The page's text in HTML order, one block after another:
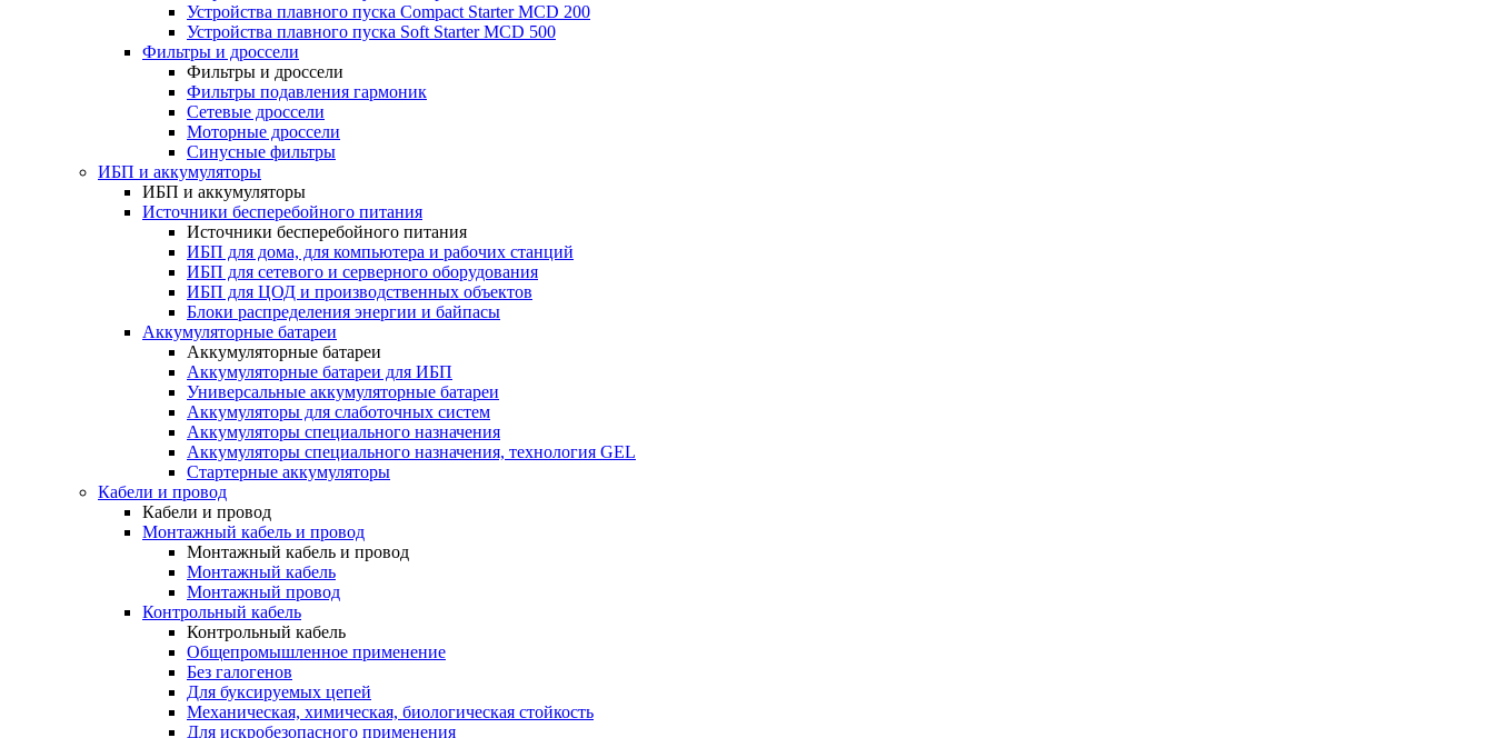
Устройства плавного пуска Compact Starter MCD 200
Устройства плавного пуска Soft Starter MCD 500
Фильтры и дроссели
Фильтры и дроссели
Фильтры подавления гармоник
Сетевые дроссели
Моторные дроссели
Синусные фильтры
ИБП и аккумуляторы
ИБП и аккумуляторы
Источники бесперебойного питания
Источники бесперебойного питания
ИБП для дома, для компьютера и рабочих станций
ИБП для сетевого и серверного оборудования
ИБП для ЦОД и производственных объектов
Блоки распределения энергии и байпасы
Аккумуляторные батареи
Аккумуляторные батареи
Аккумуляторные батареи для ИБП
Универсальные аккумуляторные батареи
Аккумуляторы для слаботочных систем
Аккумуляторы специального назначения
Аккумуляторы специального назначения, технология GEL
Стартерные аккумуляторы
Кабели и провод
Кабели и провод
Монтажный кабель и провод
Монтажный кабель и провод
Монтажный кабель
Монтажный провод
Контрольный кабель
Контрольный кабель
Общепромышленное применение
Без галогенов
Для буксируемых цепей
Механическая, химическая, биологическая стойкость
Для искробезопасного применения